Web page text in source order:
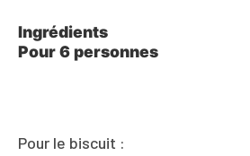
Ingrédients
Pour 6 personnes
Pour le biscuit :